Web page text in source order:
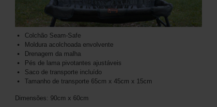
Colchão Seam-Safe
Moldura acolchoada envolvente
Drenagem da malha
Pés de lama pivotantes ajustáveis
Saco de transporte incluído
Tamanho de transporte 65cm x 45cm x 15cm
Dimensões: 90cm x 60cm